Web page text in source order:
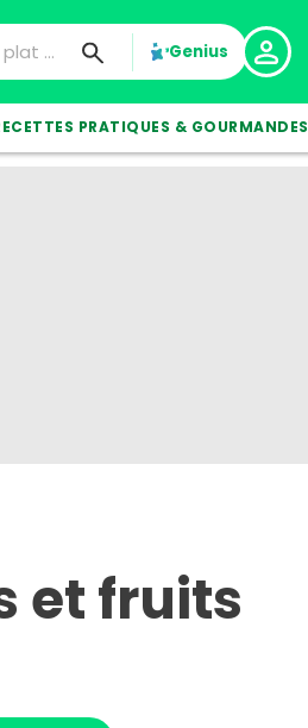
Genius
PRATIQUES & GOURMANDES
et fruits